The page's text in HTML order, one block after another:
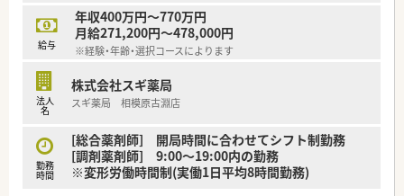
給与
年収400万円～770万円
月給271,200円～478,000円
※経験・年齢・選択コースによります
法人
名
株式会社スギ薬局
スギ薬局 相模原古淵店
勤務
時間
[総合薬剤師] 開局時間に合わせてシフト制勤務
[調剤薬剤師] 9:00～19:00内の勤務
※変形労働時間制(実働1日平均8時間勤務)